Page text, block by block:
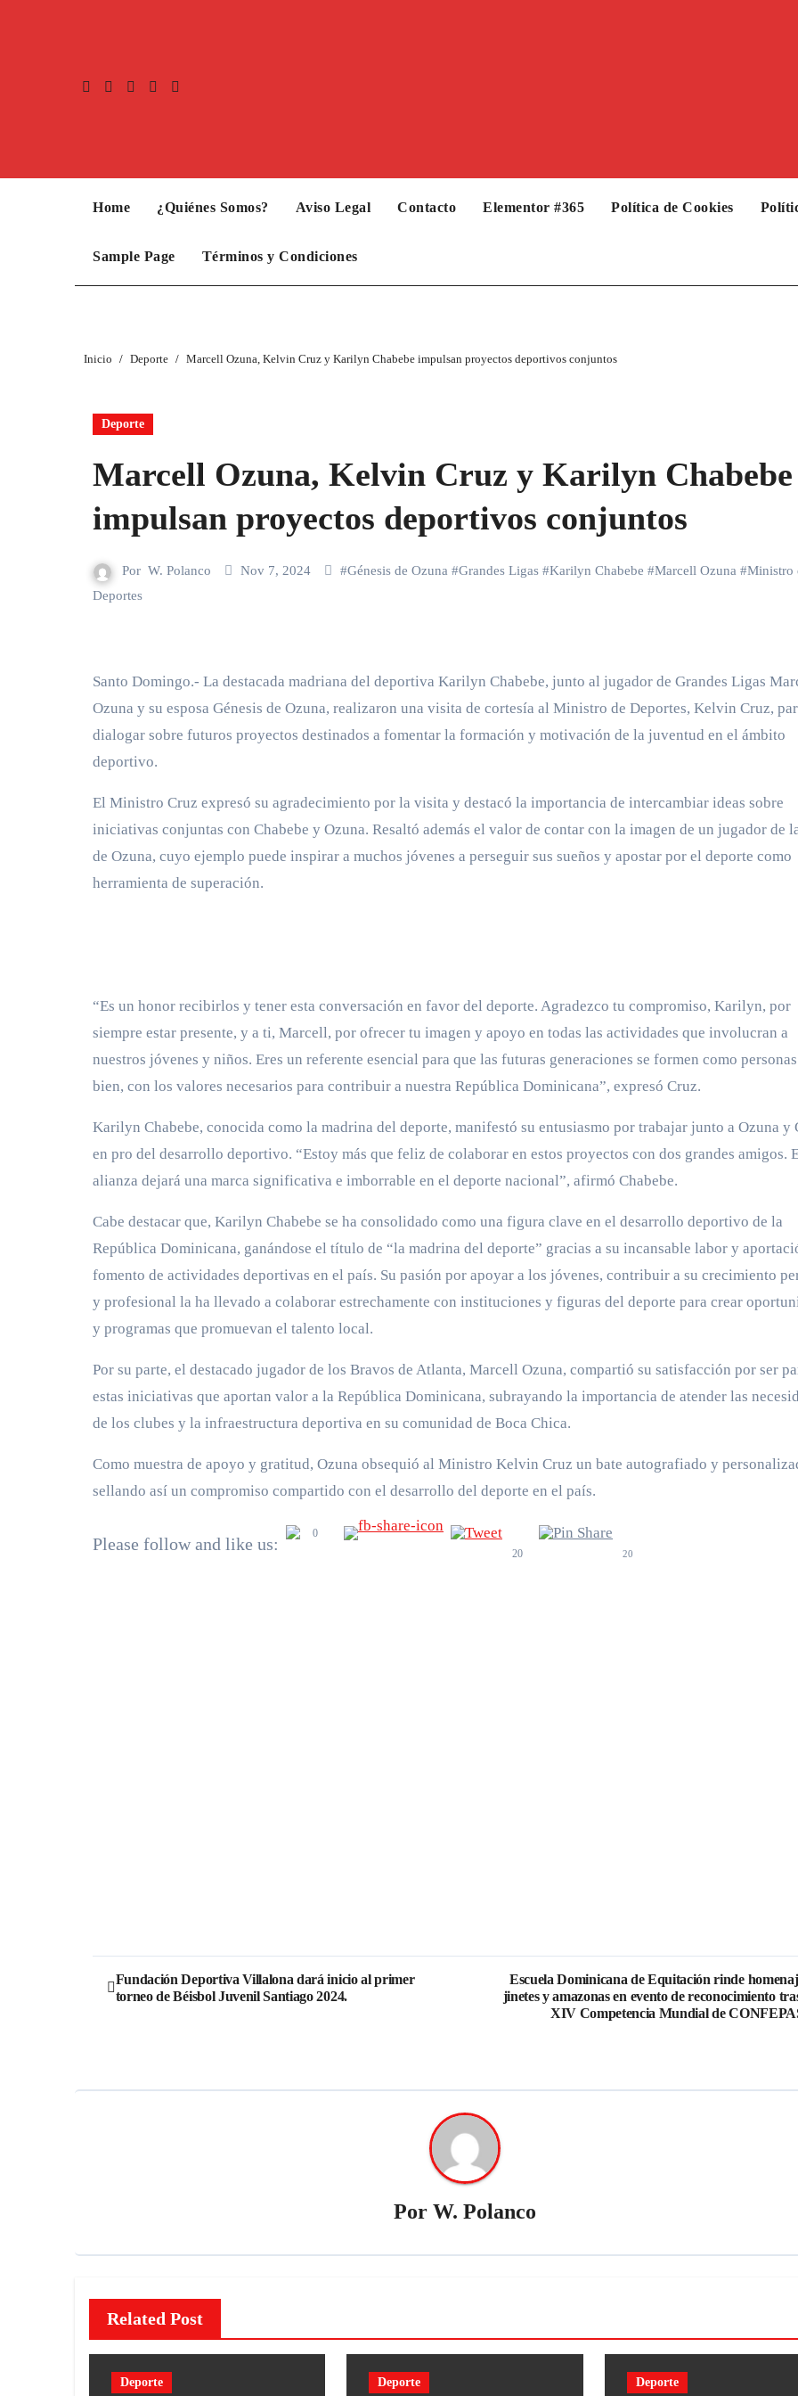
Home ¿Quiénes Somos? Aviso Legal Contacto Elementor #365 Política de Cookies
Sample Page Términos y Condiciones
Inicio Deporte Marcell Ozuna, Kelvin Cruz y Karilyn Chabebe impulsan proyectos deportivos conjuntos
Deporte
Marcell Ozuna, Kelvin Cruz y Karilyn Chabebe
impulsan proyectos deportivos conjuntos
Por W. Polanco Nov 7, 2024 #Génesis de Ozuna #Grandes Ligas #Karilyn Chabebe #Marcell Ozuna #Ministro
Deportes
Santo Domingo.- La destacada madriana del deportiva Karilyn Chabebe, junto al jugador de Grandes Ligas Marcell
Ozuna y su esposa Génesis de Ozuna, realizaron una visita de cortesía al Ministro de Deportes, Kelvin Cruz,
dialogar sobre futuros proyectos destinados a fomentar la formación y motivación de la juventud en el ámbito
deportivo.
El Ministro Cruz expresó su agradecimiento por la visita y destacó la importancia de intercambiar ideas sobre
iniciativas conjuntas con Chabebe y Ozuna. Resaltó además el valor de contar con la imagen de un jugador de
de Ozuna, cuyo ejemplo puede inspirar a muchos jóvenes a perseguir sus sueños y apostar por el deporte como
herramienta de superación.
“Es un honor recibirlos y tener esta conversación en favor del deporte. Agradezco tu compromiso, Karilyn, por
siempre estar presente, y a ti, Marcell, por ofrecer tu imagen y apoyo en todas las actividades que involucran a
nuestros jóvenes y niños. Eres un referente esencial para que las futuras generaciones se formen como
bien, con los valores necesarios para contribuir a nuestra República Dominicana”, expresó Cruz.
Karilyn Chabebe, conocida como la madrina del deporte, manifestó su entusiasmo por trabajar junto a Ozuna y
en pro del desarrollo deportivo. “Estoy más que feliz de colaborar en estos proyectos con dos grandes amigos.
alianza dejará una marca significativa e imborrable en el deporte nacional”, afirmó Chabebe.
Cabe destacar que, Karilyn Chabebe se ha consolidado como una figura clave en el desarrollo deportivo de la
República Dominicana, ganándose el título de “la madrina del deporte” gracias a su incansable labor y
fomento de actividades deportivas en el país. Su pasión por apoyar a los jóvenes, contribuir a su crecimiento
y profesional la ha llevado a colaborar estrechamente con instituciones y figuras del deporte para crear
y programas que promuevan el talento local.
Por su parte, el destacado jugador de los Bravos de Atlanta, Marcell Ozuna, compartió su satisfacción por ser
estas iniciativas que aportan valor a la República Dominicana, subrayando la importancia de atender las
de los clubes y la infraestructura deportiva en su comunidad de Boca Chica.
Como muestra de apoyo y gratitud, Ozuna obsequió al Ministro Kelvin Cruz un bate autografiado y
sellando así un compromiso compartido con el desarrollo del deporte en el país.
Please follow and like us:
0
20
20
Fundación Deportiva Villalona dará inicio al primer
torneo de Béisbol Juvenil Santiago 2024.
Escuela Dominicana de Equitación rinde
jinetes y amazonas en evento de reconocimiento
XIV Competencia Mundial de
Por W. Polanco
Related Post
Deporte Deporte Deporte